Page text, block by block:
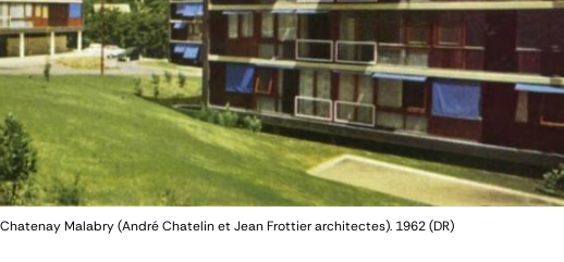
Malabry (André Chatelin et Jean Frottier architectes). 1962 (DR)